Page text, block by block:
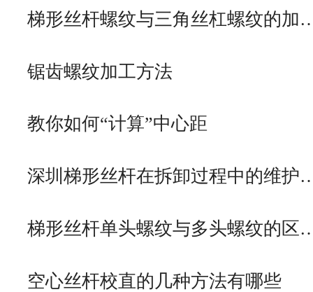
梯形丝杆螺纹与三角丝杠螺纹的加
锯齿螺纹加工方法
教你如何“计算”中心距
深圳梯形丝杆在拆卸过程中的维护
梯形丝杆单头螺纹与多头螺纹的区
空心丝杆校直的几种方法有哪些